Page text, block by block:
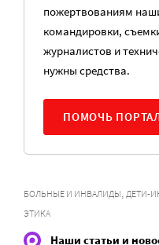
пожертвованиям
командировки,
журналистов и
нужны средства.
ПОМОЧЬ
БОЛЬНЫЕ И ИНВАЛИДЫ ДЕТИ-
ЭТИКА
Наши статьи и